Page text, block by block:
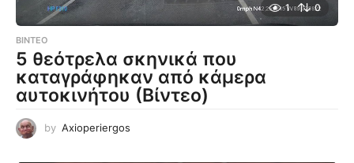
1 0
ΒΊΝΤΕΟ
5 θεότρελα σκηνικά που
καταγράφηκαν από κάμερα
αυτοκινήτου (Βίντεο)
by Axioperiergos